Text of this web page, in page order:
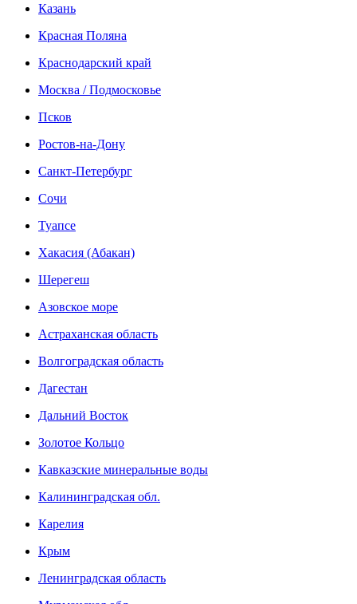
Казань
Красная Поляна
Краснодарский край
Москва / Подмосковье
Псков
Ростов-на-Дону
Санкт-Петербург
Сочи
Туапсе
Хакасия (Абакан)
Шерегеш
Азовское море
Астраханская область
Волгоградская область
Дагестан
Дальний Восток
Золотое Кольцо
Кавказские минеральные воды
Калининградская обл.
Карелия
Крым
Ленинградская область